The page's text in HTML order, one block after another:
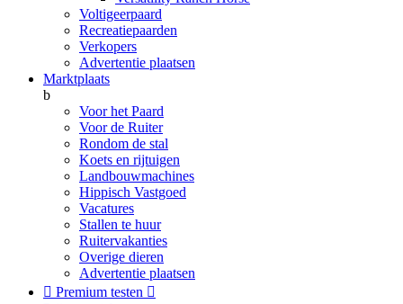
Voltigeerpaard
Recreatiepaarden
Verkopers
Advertentie plaatsen
Marktplaats
b
Voor het Paard
Voor de Ruiter
Rondom de stal
Koets en rijtuigen
Landbouwmachines
Hippisch Vastgoed
Vacatures
Stallen te huur
Ruitervakanties
Overige dieren
Advertentie plaatsen
 Premium testen 